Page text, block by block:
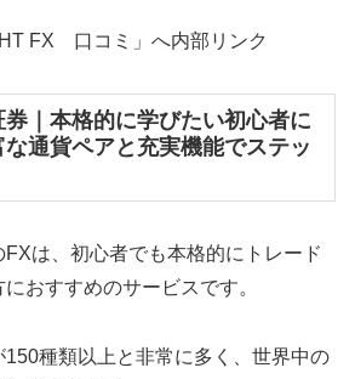
FX 口コミ」へ内部リンク
｜本格的に学びたい初心者に
通貨ペアと充実機能でステッ
は、初心者でも本格的にトレード
おすすめのサービスです。
種類以上と非常に多く、世界中の